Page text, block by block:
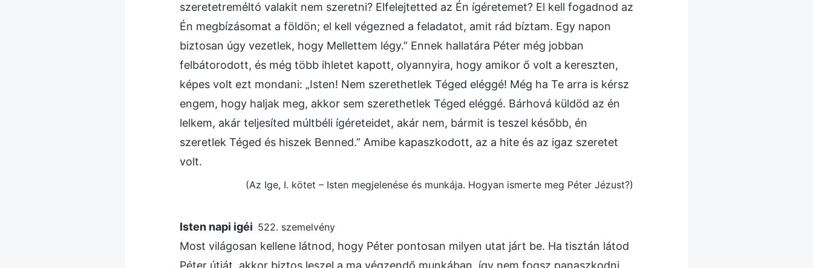
szeretetreméltó valakit nem szeretni? Elfelejtetted az Én ígéretemet? El kell fogadnod az
Én megbízásomat a földön; el kell végezned a feladatot, amit rád bíztam. Egy napon
biztosan úgy vezetlek, hogy Mellettem légy.” Ennek hallatára Péter még jobban
felbátorodott, és még több ihletet kapott, olyannyira, hogy amikor ő volt a kereszten,
képes volt ezt mondani: „Isten! Nem szerethetlek Téged eléggé! Még ha Te arra is kérsz
engem, hogy haljak meg, akkor sem szerethetlek Téged eléggé. Bárhová küldöd az én
lelkem, akár teljesíted múltbéli ígéreteidet, akár nem, bármit is teszel később, én
szeretlek Téged és hiszek Benned.” Amibe kapaszkodott, az a hite és az igaz szeretet
volt.
(Az Ige, I. kötet – Isten megjelenése és munkája. Hogyan ismerte meg Péter Jézust?)
Isten napi igéi 522. szemelvény
Most világosan kellene látnod, hogy Péter pontosan milyen utat járt be. Ha tisztán látod
Péter útját, akkor biztos leszel a ma végzendő munkában, így nem fogsz panaszkodni,